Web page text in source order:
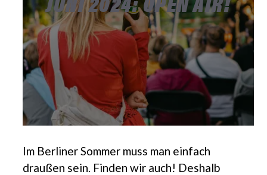
Im Berliner Sommer muss man einfach
draußen sein. Finden wir auch! Deshalb